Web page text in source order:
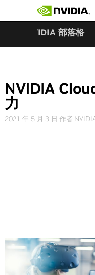
NVIDIA 部落格
NVIDIA
力
2021 年 5 月 3 日 作者
Share